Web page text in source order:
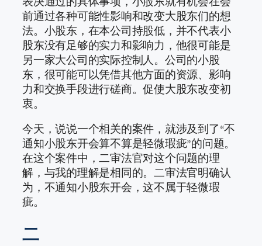
前通过各种可能性影响和改变大股东们的想
法。小股东，在本公司持股低，并不代表小
股东没有足够的实力和影响力，他很可能是
另一家大公司的实际控制人。公司的小股
东，很可能可以凭借其他方面的资源、影响
力和交换手段进行磋商。促使大股东改变初
衷。
今天，说说一个相关的案件，就涉及到了“不
通知小股东开会算不算是轻微瑕疵”的问题。
在这个案件中，二审法官对这个问题的理
解，与我的理解是相同的。二审法官明确认
为，不通知小股东开会，这不属于轻微瑕
疵。
二